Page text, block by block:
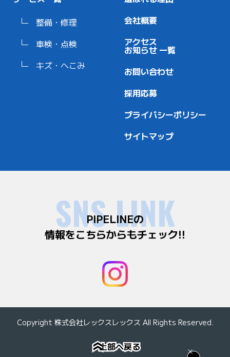
整備・修理
車検・点検
キズ・へこみ
会社概要
アクセス
お知らせ 一覧
お問い合わせ
採用応募
プライバシーポリシー
サイトマップ
SNS LINK
PIPELINEの
情報をこちらからもチェック!!
Copyright 株式会社レックスレックス All Rights Reserved.
»上部へ戻る
»上部へ戻る